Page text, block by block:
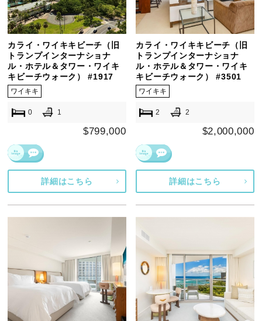
カライ・ワイキキビーチ（旧
トランプインターナショナ
ル・ホテル＆タワー・ワイキ
キビーチウォーク） #1917
ワイキキ
0 1
$799,000
詳細はこちら
カライ・ワイキキビーチ（旧
トランプインターナショナ
ル・ホテル＆タワー・ワイキ
キビーチウォーク） #3501
ワイキキ
2 2
$2,000,000
詳細はこちら